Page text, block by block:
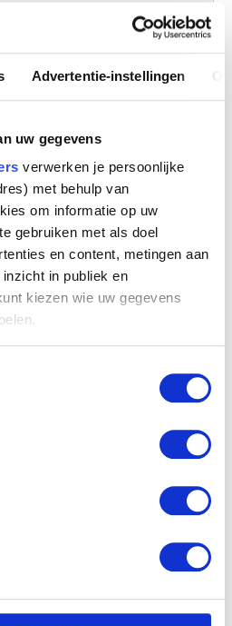
Advertentie-instellingen
uw gegevens
verwerken je persoonlijke
met behulp van
om informatie op uw
gebruiken met als doel
en content, metingen aan
in publiek en
kiezen wie uw gegevens
over uw geografische
meter nauwkeurig kan zijn
eigenschappen (fingerprinting)
detailgedeeltein.
elk moment wijzigen of
content en advertenties te
voor social media te bieden
te analyseren. Ook delen we